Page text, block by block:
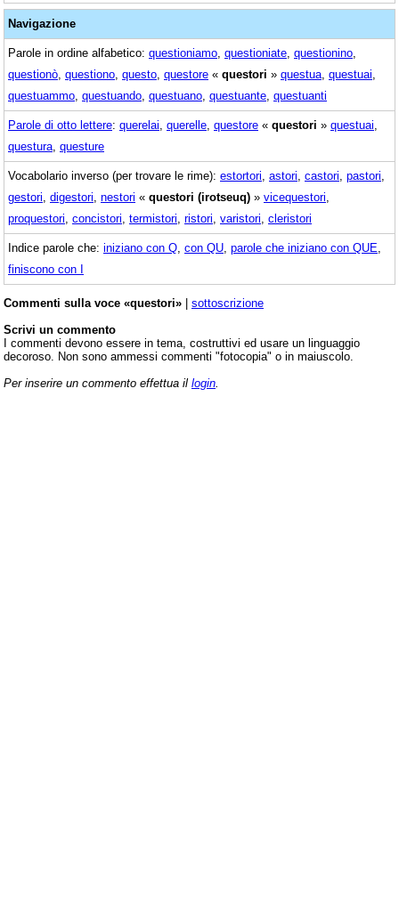
Navigazione
Parole in ordine alfabetico: questioniamo questioniate questionino
questionò questiono questo questore « questori » questua questuai
questuammo questuando questuano questuante questuanti
Parole di otto lettere: querelai querelle questore « questori » questuai
questura questure
Vocabolario inverso (per trovare le rime): estortori astori castori pastori
gestori digestori nestori « questori (irotseuq) » vicequestori
proquestori concistori termistori ristori varistori cleristori
Indice parole che: iniziano con Q con QU parole che iniziano con QUE
finiscono con I
Commenti sulla voce «questori» | sottoscrizione
Scrivi un commento
I commenti devono essere in tema, costruttivi ed usare un linguaggio
decoroso. Non sono ammessi commenti "fotocopia" o in maiuscolo.
Per inserire un commento effettua il login